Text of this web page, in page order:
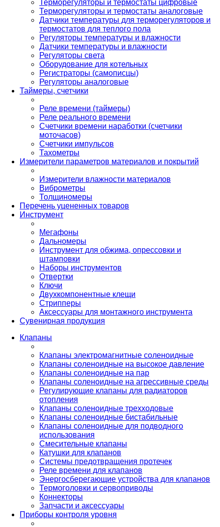
Терморегуляторы и термостаты цифровые
Терморегуляторы и термостаты аналоговые
Датчики температуры для терморегуляторов и
термостатов для теплого пола
Регуляторы температуры и влажности
Датчики температуры и влажности
Регуляторы света
Оборудование для котельных
Регистраторы (самописцы)
Регуляторы аналоговые
Таймеры, счетчики
Реле времени (таймеры)
Реле реального времени
Счетчики времени наработки (счетчики
моточасов)
Счетчики импульсов
Тахометры
Измерители параметров материалов и покрытий
Измерители влажности материалов
Виброметры
Толщиномеры
Перечень уцененных товаров
Инструмент
Мегафоны
Дальномеры
Инструмент для обжима, опрессовки и
штамповки
Наборы инструментов
Отвертки
Ключи
Двухкомпонентные клещи
Стрипперы
Аксессуары для монтажного инструмента
Сувенирная продукция
Клапаны
Клапаны электромагнитные соленоидные
Клапаны соленоидные на высокое давление
Клапаны соленоидные на пар
Клапаны соленоидные на агрессивные среды
Регулирующие клапаны для радиаторов
отопления
Клапаны соленоидные трехходовые
Клапаны соленоидные бистабильные
Клапаны соленоидные для подводного
использования
Смесительные клапаны
Катушки для клапанов
Системы предотвращения протечек
Реле времени для клапанов
Энергосберегающие устройства для клапанов
Термоголовки и сервоприводы
Коннекторы
Запчасти и аксессуары
Приборы контроля уровня